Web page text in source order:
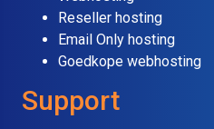
Reseller hosting
Email Only hosting
Goedkope webhosting
Support